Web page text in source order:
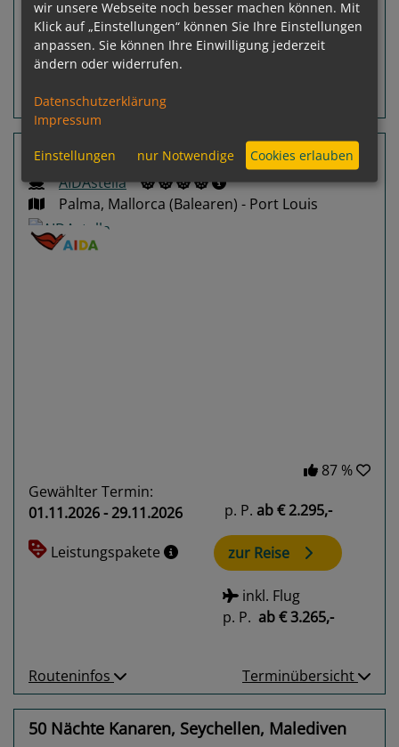
Leistungspakete
Ausgebucht
Routeninfos
28 Nächte Kapverden, Namibia, Südafrika
AIDAstella
Palma, Mallorca (Balearen) - Port Louis
87 %
Gewählter Termin:
01.11.2026 - 29.11.2026
Leistungspakete
p. P. ab€ 2.295,-
zur Reise
inkl. Flug
p. P. ab€ 3.265,-
Routeninfos Terminübersicht
50 Nächte Kanaren, Seychellen, Malediven
wir unsere Webseite noch besser machen können. Mit
Klick auf „Einstellungen“ können Sie Ihre Einstellungen
anpassen. Sie können Ihre Einwilligung jederzeit
ändern oder widerrufen.
Datenschutzerklärung
Impressum
Einstellungen nur Notwendige Cookies erlauben